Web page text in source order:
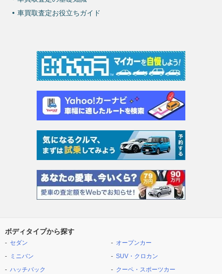
車買取査定お役立ちガイド
ボディタイプから探す
セダン
ミニバン
ハッチバック
オープンカー
SUV・クロカン
クーペ・スポーツカー